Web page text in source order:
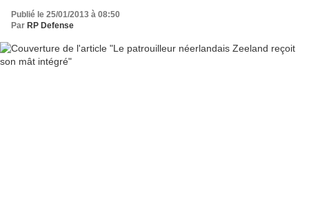
Publié le 25/01/2013 à 08:50
Par RP Defense